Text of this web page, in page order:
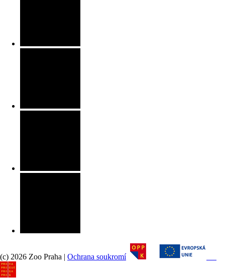
(c) 2026 Zoo Praha | Ochrana soukromí